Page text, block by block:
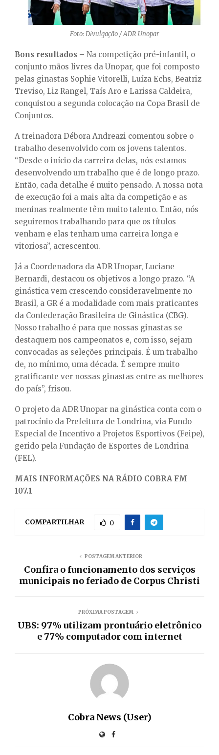
Foto: Divulgação / ADR Unopar
Bons resultados – Na competição pré-infantil, o
conjunto mãos livres da Unopar, que foi composto
pelas ginastas Sophie Vitorelli, Luíza Echs, Beatriz
Treviso, Liz Rangel, Taís Aro e Larissa Caldeira,
conquistou a segunda colocação na Copa Brasil de
Conjuntos.
A treinadora Débora Andreazi comentou sobre o
trabalho desenvolvido com os jovens talentos.
“Desde o início da carreira delas, nós estamos
desenvolvendo um trabalho que é de longo prazo.
Então, cada detalhe é muito pensado. A nossa nota
de execução foi a mais alta da competição e as
meninas realmente têm muito talento. Então, nós
seguiremos trabalhando para que os títulos
venham e elas tenham uma carreira longa e
vitoriosa”, acrescentou.
Já a Coordenadora da ADR Unopar, Luciane
Bernardi, destacou os objetivos a longo prazo. “A
ginástica vem crescendo consideravelmente no
Brasil, a GR é a modalidade com mais praticantes
da Confederação Brasileira de Ginástica (CBG).
Nosso trabalho é para que nossas ginastas se
destaquem nos campeonatos e, com isso, sejam
convocadas as seleções principais. É um trabalho
de, no mínimo, uma década. É sempre muito
gratificante ver nossas ginastas entre as melhores
do país”, frisou.
O projeto da ADR Unopar na ginástica conta com o
patrocínio da Prefeitura de Londrina, via Fundo
Especial de Incentivo a Projetos Esportivos (Feipe),
gerido pela Fundação de Esportes de Londrina
(FEL).
MAIS INFORMAÇÕES NA RÁDIO COBRA FM
107.1
COMPARTILHAR 0
POSTAGEM ANTERIOR
Confira o funcionamento dos serviços
municipais no feriado de Corpus Christi
PRÓXIMA POSTAGEM
UBS: 97% utilizam prontuário eletrônico
e 77% computador com internet
Cobra News (User)